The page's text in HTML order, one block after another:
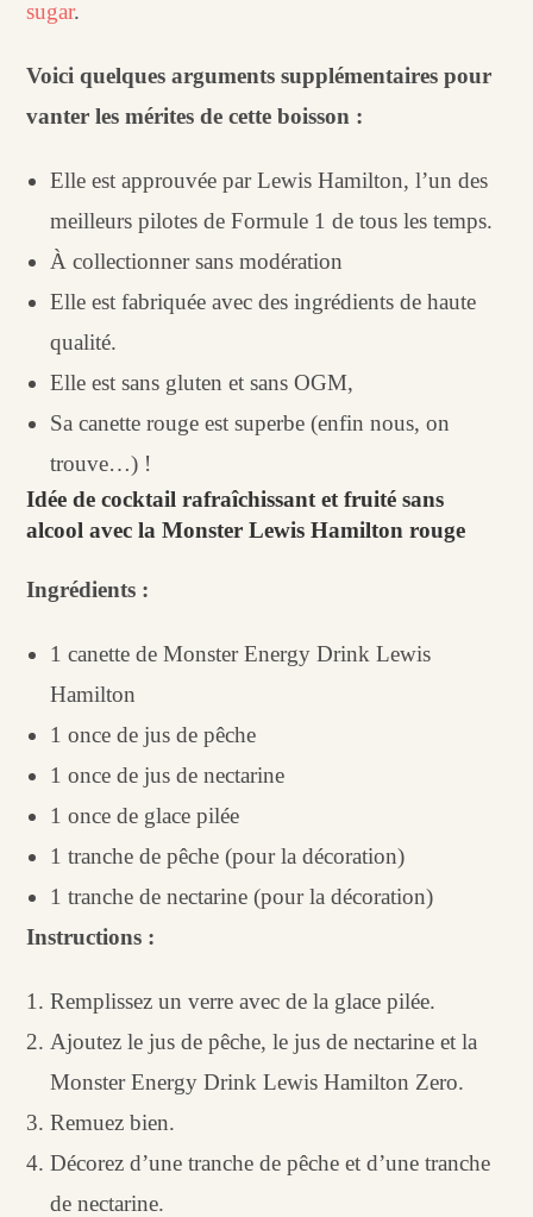
sugar.
Voici quelques arguments supplémentaires pour
vanter les mérites de cette boisson :
Elle est approuvée par Lewis Hamilton, l’un des
meilleurs pilotes de Formule 1 de tous les temps.
À collectionner sans modération
Elle est fabriquée avec des ingrédients de haute
qualité.
Elle est sans gluten et sans OGM,
Sa canette rouge est superbe (enfin nous, on
trouve…) !
Idée de cocktail rafraîchissant et fruité sans
alcool avec la Monster Lewis Hamilton rouge
Ingrédients :
1 canette de Monster Energy Drink Lewis
Hamilton
1 once de jus de pêche
1 once de jus de nectarine
1 once de glace pilée
1 tranche de pêche (pour la décoration)
1 tranche de nectarine (pour la décoration)
Instructions :
Remplissez un verre avec de la glace pilée.
Ajoutez le jus de pêche, le jus de nectarine et la
Monster Energy Drink Lewis Hamilton Zero.
Remuez bien.
Décorez d’une tranche de pêche et d’une tranche
de nectarine.